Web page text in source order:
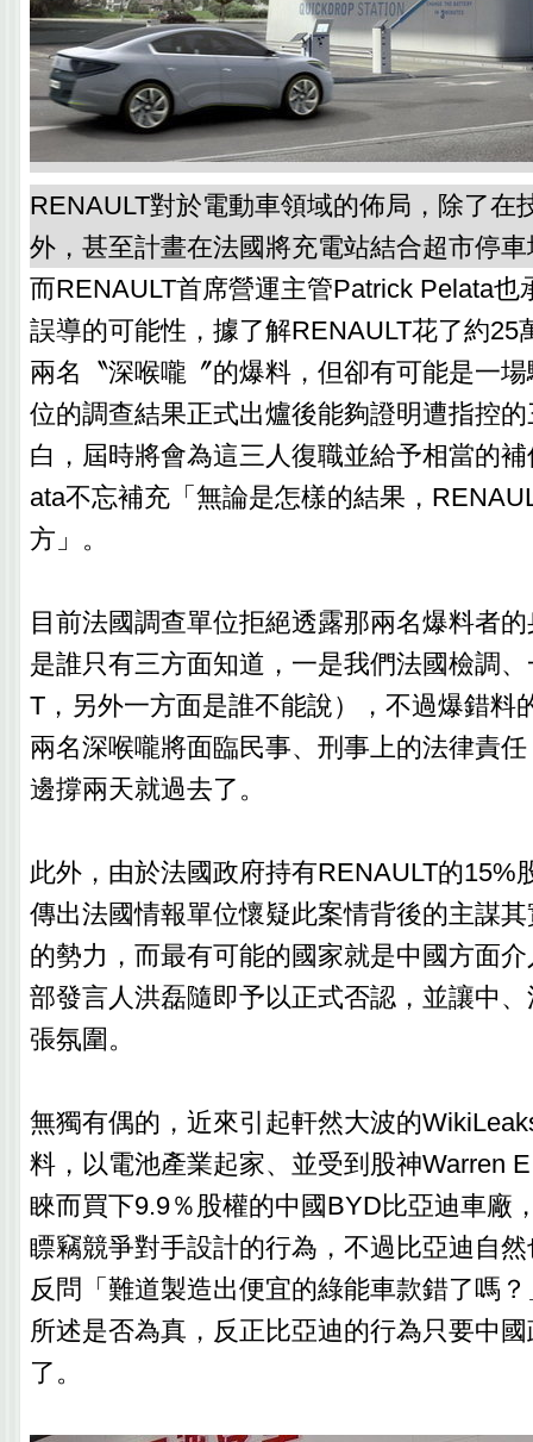
RENAULT對於電動車領域的佈局，除了在
外，甚至計畫在法國將充電站結合超市停
而RENAULT首席營運主管Patrick Pelata也
誤導的可能性，據了解RENAULT花了約25
兩名〝深喉嚨〞的爆料，但卻有可能是一
位的調查結果正式出爐後能夠證明遭指控
白，屆時將會為這三人復職並給予相當的
ata不忘補充「無論是怎樣的結果，
方」。
目前法國調查單位拒絕透露那兩名爆料者
是誰只有三方面知道，一是我們法國檢調
T，另外一方面是誰不能說），不過爆錯料
兩名深喉嚨將面臨民事、刑事上的法律責
邊撐兩天就過去了。
此外，由於法國政府持有RENAULT的15%
傳出法國情報單位懷疑此案情背後的主謀
的勢力，而最有可能的國家就是中國方面
部發言人洪磊隨即予以正式否認，並讓中
張氛圍。
無獨有偶的，近來引起軒然大波的
料，以電池產業起家、並受到股神Warren
睞而買下9.9％股權的中國BYD比亞迪車廠
瞟竊競爭對手設計的行為，不過比亞迪自
反問「難道製造出便宜的綠能車款錯了嗎
所述是否為真，反正比亞迪的行為只要中
了。